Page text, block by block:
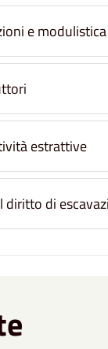
e modulistica
estrattive
diritto di